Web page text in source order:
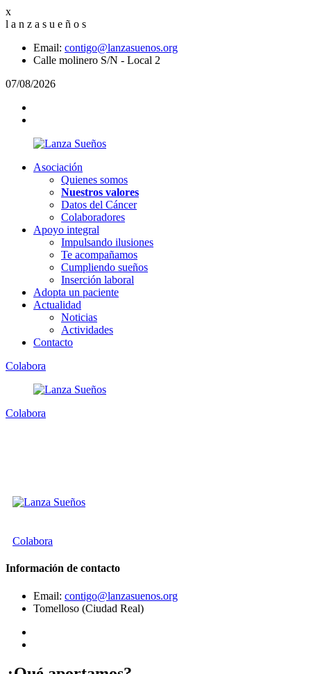
x
l a n z a s u e ñ o s
Email: contigo@lanzasuenos.org
Calle molinero S/N - Local 2
07/08/2026
Asociación
Quienes somos
Nuestros valores
Datos del Cáncer
Colaboradores
Apoyo integral
Impulsando ilusiones
Te acompañamos
Cumpliendo sueños
Inserción laboral
Adopta un paciente
Actualidad
Noticias
Actividades
Contacto
Colabora
Colabora
Colabora
Información de contacto
Email: contigo@lanzasuenos.org
Tomelloso (Ciudad Real)